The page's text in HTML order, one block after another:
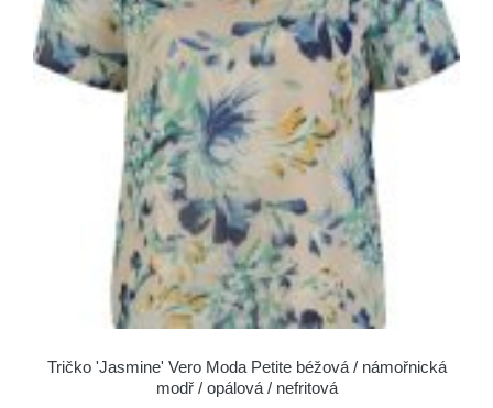
Tričko 'Jasmine' Vero Moda Petite béžová / námořnická
modř / opálová / nefritová